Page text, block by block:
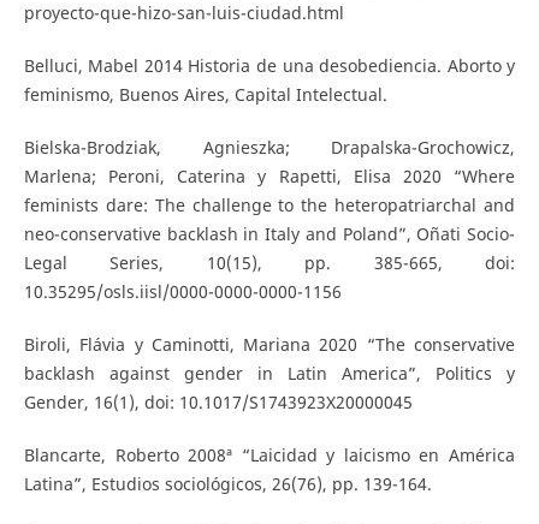
proyecto-que-hizo-san-luis-ciudad.html
Belluci, Mabel 2014 Historia de una desobediencia. Aborto y
feminismo, Buenos Aires, Capital Intelectual.
Bielska-Brodziak, Agnieszka; Drapalska-Grochowicz,
Marlena; Peroni, Caterina y Rapetti, Elisa 2020 “Where
feminists dare: The challenge to the heteropatriarchal and
neo-conservative backlash in Italy and Poland”, Oñati Socio-
Legal Series, 10(15), pp. 385-665, doi:
10.35295/osls.iisl/0000-0000-0000-1156
Biroli, Flávia y Caminotti, Mariana 2020 “The conservative
backlash against gender in Latin America”, Politics y
Gender, 16(1), doi: 10.1017/S1743923X20000045
Blancarte, Roberto 2008ª “Laicidad y laicismo en América
Latina”, Estudios sociológicos, 26(76), pp. 139-164.